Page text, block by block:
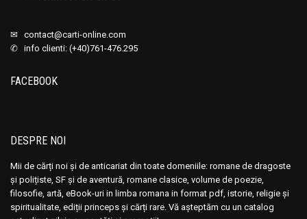
✉ contact@carti-online.com
✆ info clienti: (+40)761-476.295
FACEBOOK
DESPRE NOI
Mii de cărți noi și de anticariat din toate domeniile: romane de dragoste
și polițiste, SF și de aventură, romane clasice, volume de poezie,
filosofie, artă, eBook-uri in limba romana in format pdf, istorie, religie și
spiritualitate, ediții princeps și cărți rare. Vă așteptăm cu un catalog